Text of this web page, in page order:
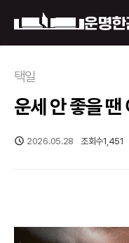
운명한권 보
미래 배우자
신년운세
회원가입
택일
운세 안 좋을 땐
2026.05.28 조회수1,451